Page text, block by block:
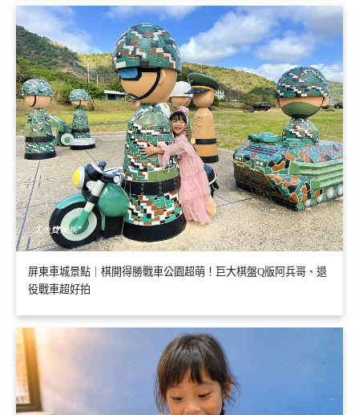
屏東車城景點｜棋開得勝戰車公園超萌！巨大棋盤Q版阿兵哥、退
役戰車超好拍